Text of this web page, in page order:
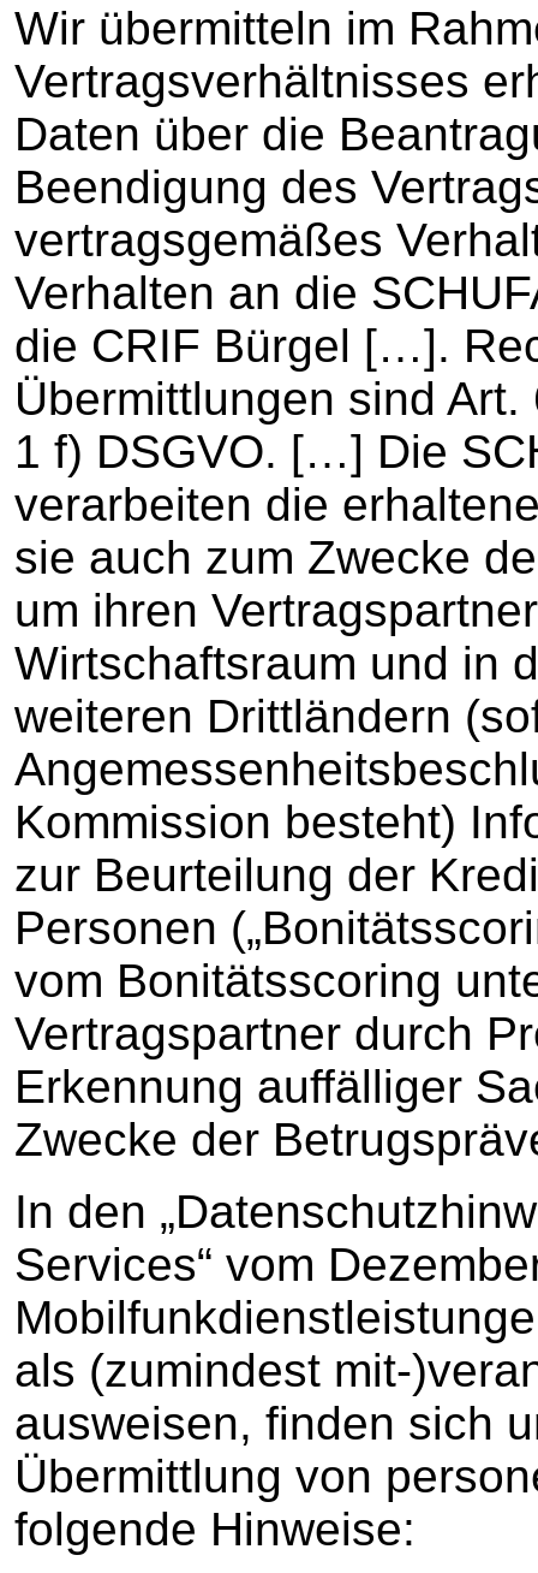
Wir übermitteln im
Vertragsverhältnisses
Daten über die
Beendigung des
vertragsgemäßes
Verhalten an die
die CRIF Bürgel […].
Übermittlungen sind
1 f) DSGVO. […] Die
verarbeiten die
sie auch zum Zwecke
um ihren
Wirtschaftsraum und in
weiteren Drittländern
Kommission besteht)
zur Beurteilung der
Personen
vom Bonitätsscoring
Vertragspartner durch
Erkennung auffälliger
Zwecke der
In den
Services“ vom
als (zumindest mit-
ausweisen, finden sich
Übermittlung von
folgende Hinweise: